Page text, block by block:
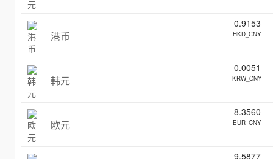
港币
0.9153
HKD_CNY
韩元
0.0051
KRW_CNY
欧元
8.3560
EUR_CNY
9.5877